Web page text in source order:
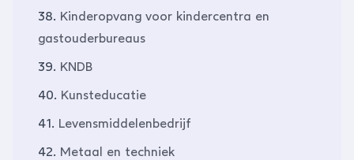
38. Kinderopvang voor kindercentra en
gastouderbureaus
39. KNDB
40. Kunsteducatie
41. Levensmiddelenbedrijf
42. Metaal en techniek